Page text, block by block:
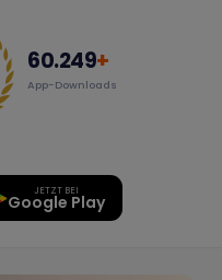
Audi
60.249+
App-Downloads
JETZT BEI
Google Play